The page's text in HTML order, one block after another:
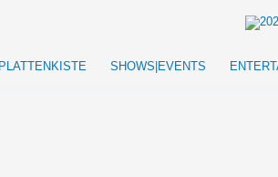
PLATTENKISTE
SHOWS|EVENTS